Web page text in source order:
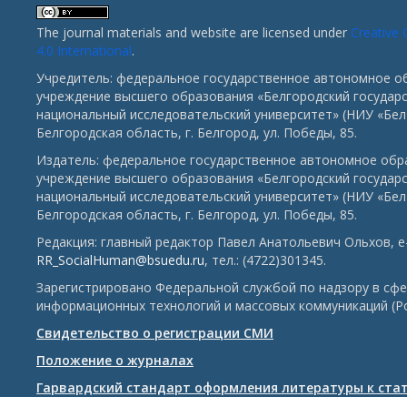
The journal materials and website are licensed under Creative
4.0 International.
Учредитель: федеральное государственное автономное
учреждение высшего образования «Белгородский
национальный исследовательский университет» (НИУ
Белгородская область, г. Белгород, ул. Победы, 85.
Издатель: федеральное государственное автономное
учреждение высшего образования «Белгородский
национальный исследовательский университет» (НИУ
Белгородская область, г. Белгород, ул. Победы, 85.
Редакция: главный редактор Павел Анатольевич Ольхов,
RR_SocialHuman@bsuedu.ru, тел.: (4722)301345.
Зарегистрировано Федеральной службой по надзору в
информационных технологий и массовых коммуникаций
Свидетельство о регистрации СМИ
Положение о журналах
Гарвардский стандарт оформления литературы к